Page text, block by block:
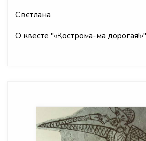
Светлана
О квесте "«Кострома-ма дорогая!»"